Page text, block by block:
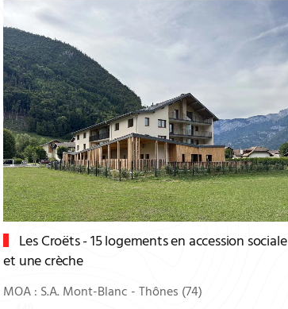
Les Croëts - 15 logements en accession sociale
et une crèche
MOA : S.A. Mont-Blanc - Thônes (74)